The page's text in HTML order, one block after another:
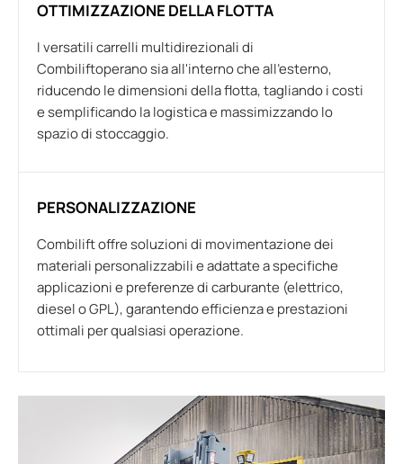
OTTIMIZZAZIONE DELLA FLOTTA
I versatili carrelli multidirezionali di
Combiliftoperano sia all'interno che all'esterno,
riducendo le dimensioni della flotta, tagliando i costi
e semplificando la logistica e massimizzando lo
spazio di stoccaggio.
PERSONALIZZAZIONE
Combilift offre soluzioni di movimentazione dei
materiali personalizzabili e adattate a specifiche
applicazioni e preferenze di carburante (elettrico,
diesel o GPL), garantendo efficienza e prestazioni
ottimali per qualsiasi operazione.